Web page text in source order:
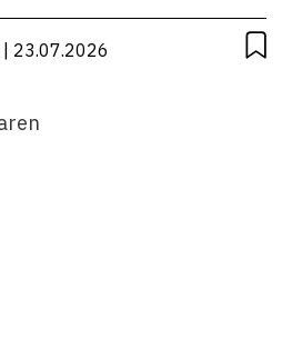
| 23.07.2026